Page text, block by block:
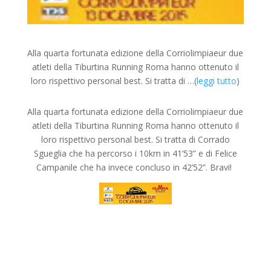
Alla quarta fortunata edizione della Corriolimpiaeur due
atleti della Tiburtina Running Roma hanno ottenuto il
loro rispettivo personal best. Si tratta di …(leggi tutto)
Alla quarta fortunata edizione della Corriolimpiaeur due
atleti della Tiburtina Running Roma hanno ottenuto il
loro rispettivo personal best. Si tratta di Corrado
Sgueglia che ha percorso i 10km in 41’53” e di Felice
Campanile che ha invece concluso in 42’52”. Bravi!